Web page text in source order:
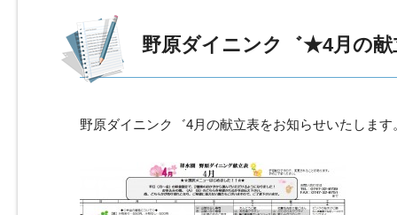
野原ダイニンク゛★4月の
野原ダイニンク゛4月の献立表をお知らせいたします